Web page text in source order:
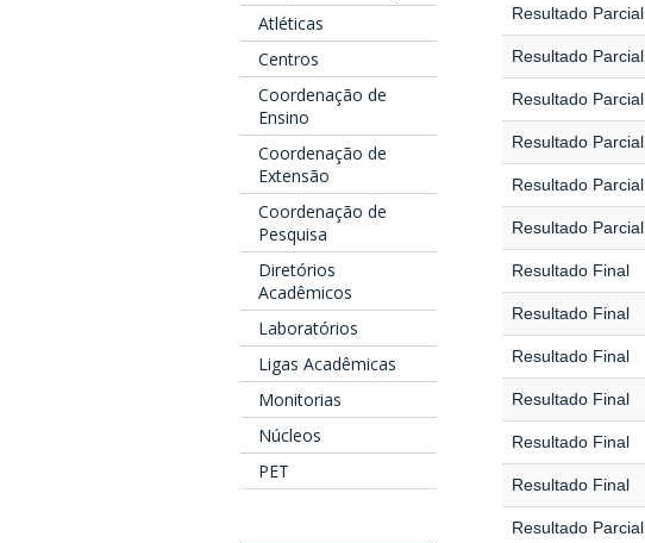
Atléticas
Centros
Coordenação de
Ensino
Coordenação de
Extensão
Coordenação de
Pesquisa
Diretórios
Acadêmicos
Laboratórios
Ligas Acadêmicas
Monitorias
Núcleos
PET
Resultado Parcial
Resultado Parcial
Resultado Parcial
Resultado Parcial
Resultado Parcial
Resultado Parcial
Resultado Final
Resultado Final
Resultado Final
Resultado Final
Resultado Final
Resultado Final
Resultado Parcial